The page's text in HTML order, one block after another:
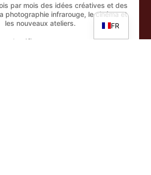
par mois des idées créatives et des
photographie infrarouge, le cinéma et
les nouveaux ateliers.
FR
DE